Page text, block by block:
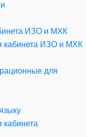
ИЗО и МХК
кабинета ИЗО и МХК
для